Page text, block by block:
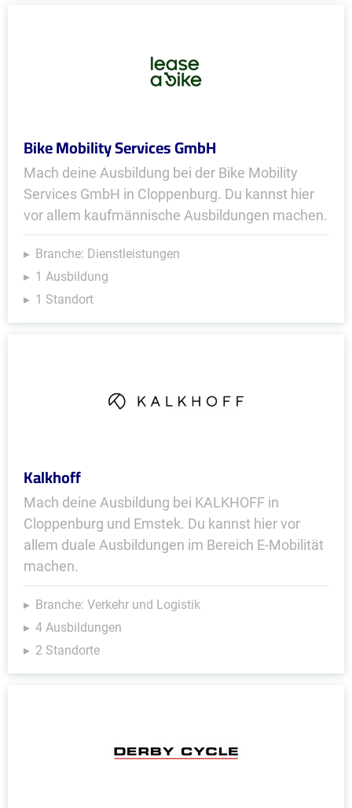
Bike Mobility Services GmbH
Mach deine Ausbildung bei der Bike Mobility
Services GmbH in Cloppenburg. Du kannst hier
vor allem kaufmännische Ausbildungen machen.
Branche: Dienstleistungen
1 Ausbildung
1 Standort
Kalkhoff
Mach deine Ausbildung bei KALKHOFF in
Cloppenburg und Emstek. Du kannst hier vor
allem duale Ausbildungen im Bereich E-Mobilität
machen.
Branche: Verkehr und Logistik
4 Ausbildungen
2 Standorte